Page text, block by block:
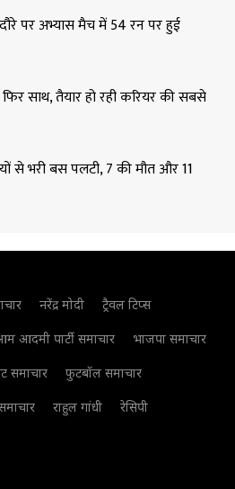
पर अभ्यास मैच में 54 रन पर हुई
साथ, तैयार हो रही करियर की सबसे
से भरी बस पलटी, 7 की मौत और 11
नरेंद्र मोदी
ट्रैवल टिप्स
आदमी पार्टी समाचार
भाजपा समाचार
समाचार
फुटबॉल समाचार
राहुल गांधी
रेसिपी